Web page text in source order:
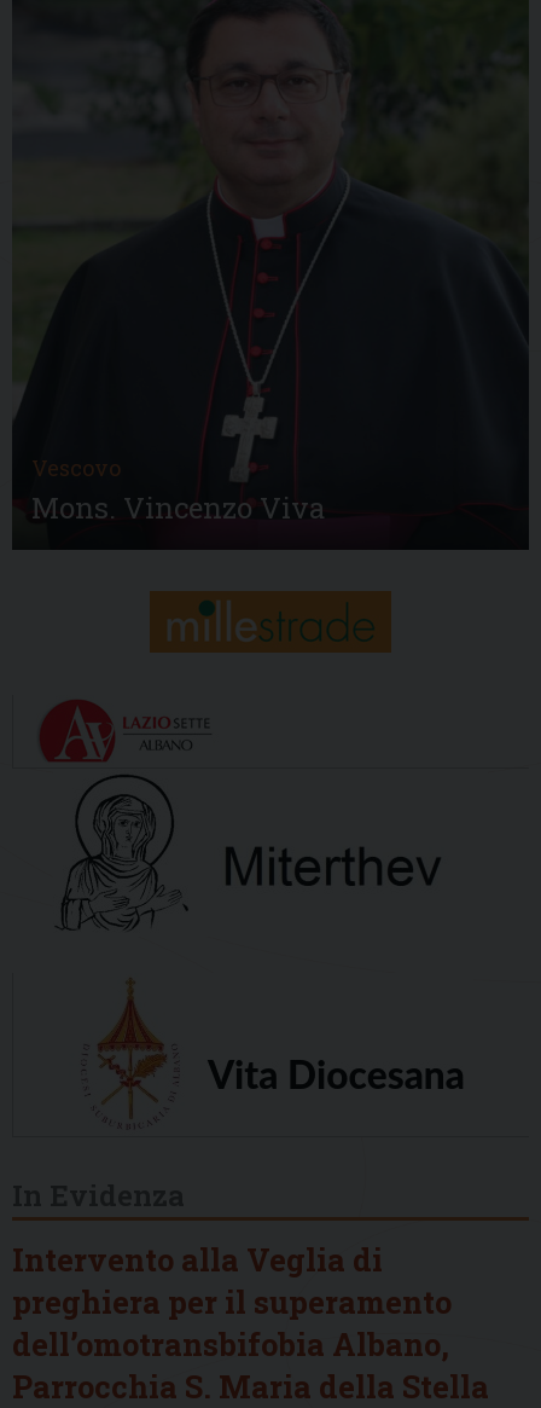
Vescovo
Mons. Vincenzo Viva
Intervento alla Veglia di
preghiera per il superamento
dell’omotransbifobia Albano,
Parrocchia S. Maria della Stella